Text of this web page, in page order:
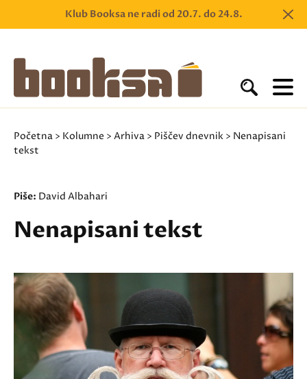
Klub Booksa ne radi od 20.7. do 24.8.
Početna > Kolumne > Arhiva > Piščev dnevnik > Nenapisani
tekst
Piše: David Albahari
Nenapisani tekst